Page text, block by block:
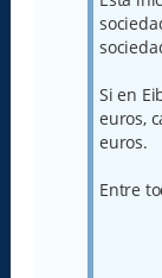
Si en
euros,
euros.
Entre